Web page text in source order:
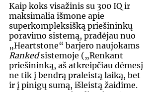
Kaip koks visažinis su 300 IQ ir
maksimalia išmone apie
superkompleksišką priešininkų
poravimo sistemą, pradėjau nuo
„Heartstone“ barjero naujokams
Ranked sistemoje („Renkant
priešininką, aš atkreipčiau dėmesį
ne tik į bendrą praleistą laiką, bet
ir į pinigų sumą, išleistą žaidime.